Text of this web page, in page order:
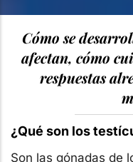
Cómo se
afectan, cómo
respuestas
¿Qué son los
Son las gónadas de